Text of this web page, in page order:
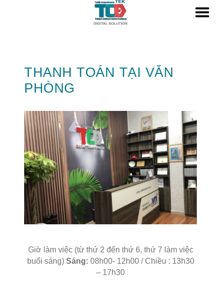
THANH TOÁN TẠI VĂN
PHÒNG
Giờ làm việc (từ thứ 2 đến thứ 6, thứ 7 làm việc
buổi sáng) Sáng: 08h00- 12h00 / Chiều : 13h30
– 17h30